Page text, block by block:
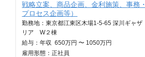
戦略立案、商品企画、金利施策、事務・
プロセス企画等）
勤務地：東京都江東区木場1-5-65 深川ギャザ
リア W２棟
給与： 年収 650万円 〜 1050万円
雇用形態：正社員